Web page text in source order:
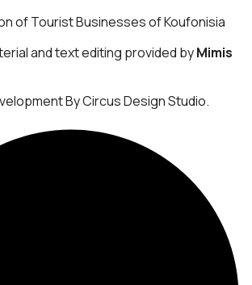
of Tourist Businesses of Koufonisia
and text editing provided byMimis
By Circus Design Studio.